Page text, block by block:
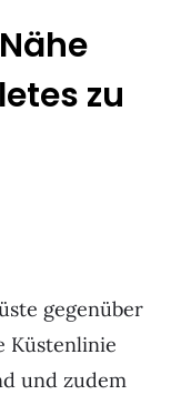
zu
gegenüber
Küstenlinie
und zudem